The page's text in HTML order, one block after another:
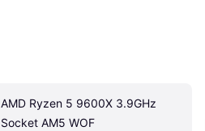
AMD Ryzen 5 9600X 3.9GHz
Socket AM5 WOF